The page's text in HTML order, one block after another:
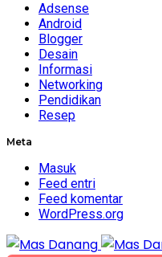
Adsense
Android
Blogger
Desain
Informasi
Networking
Pendidikan
Resep
Meta
Masuk
Feed entri
Feed komentar
WordPress.org